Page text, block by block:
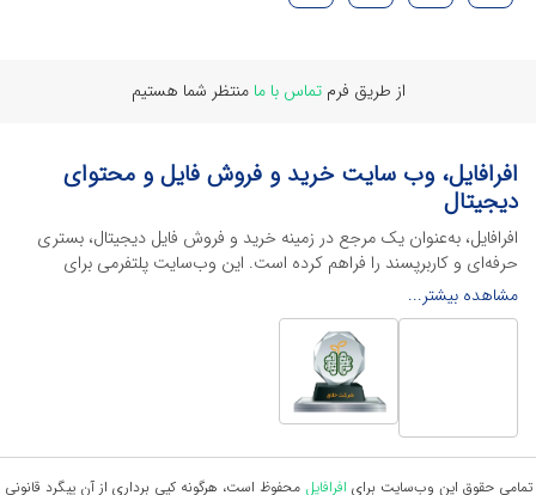
از طریق فرمتماس با ما منتظر شما هستیم
افرافایل، وب سایت خرید و فروش فایل و محتوای
دیجیتال
افرافایل، به‌عنوان یک مرجع در زمینه خرید و فروش فایل دیجیتال، بستری
حرفه‌ای و کاربرپسند را فراهم کرده است. این وب‌سایت‌ پلتفرمی برای
طراحان، دانشجویان و فریلنسرها ایجاد می‌کند تا به راحتی محصولات
دیجیتال خود را به فروش رسانده یا از محتواهایی باکیفیت برای پیشبرد
اهدافشان استفاده کنند.
این سایت با ارائه تنوع گسترده‌ای از محصولات دیجیتال از انواع فایل های
لایه باز نرم افراهای ادیت ویدئو گرفته تا فایل لایه باز فتوشاپ، ایلاستریتور و
اکسل گرفته تا قالب‌های ارائه پاورپوینت به کاربران کمک می‌کند تا زمان و
هزینه‌های خود را کاهش داده و به سرعت پروژه‌های خود را تکمیل کنند. در
ادامه، به معرفی گوشه‌ای از محصولات افرافایل پرداخته‌ایم:
مشاهده بیشتر...
تمامی حقوق این وب‌سایت برای افرافایل محفوظ است، هرگونه کپی برداری از آن پیگرد قانونی